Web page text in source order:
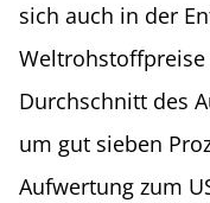
sich auch in der
Durchschnitt des
um gut sieben
Aufwertung zum